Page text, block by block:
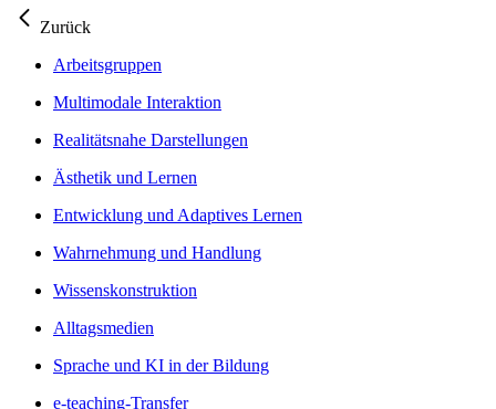
Zurück
Arbeitsgruppen
Multimodale Interaktion
Realitätsnahe Darstellungen
Ästhetik und Lernen
Entwicklung und Adaptives Lernen
Wahrnehmung und Handlung
Wissenskonstruktion
Alltagsmedien
Sprache und KI in der Bildung
e-teaching-Transfer